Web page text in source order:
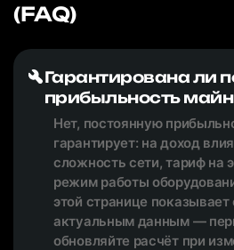
(FAQ)
Гарантирована ли
прибыльность
Нет, постоянную
гарантирует: на доход
сложность сети, тариф на
режим работы
этой странице
актуальным данным —
обновляйте расчёт при